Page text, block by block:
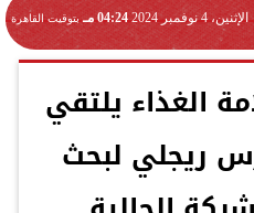
الإثنين، 4 نوفمبر 2024 04:24 مـ بتوقيت القاهرة
الغذاء يلتقي
ريجلي لبحث